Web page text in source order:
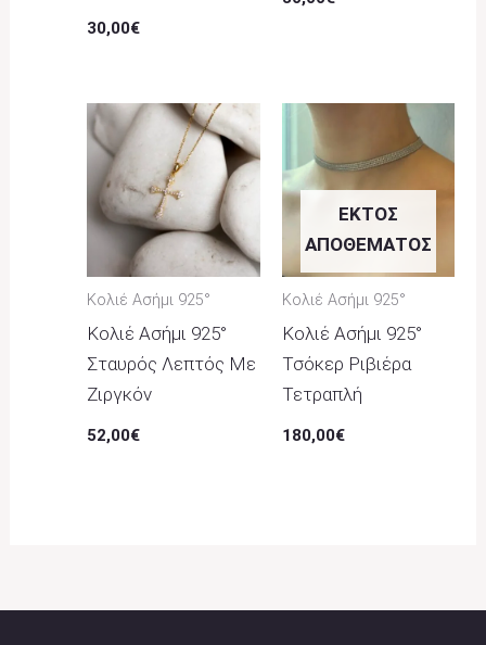
30,00€
Κολιέ Ασήμι 925°
Κολιέ Ασήμι 925°
Σταυρός Λεπτός Με
Ζιργκόν
52,00€
ΕΚΤΌΣ
ΑΠΟΘΈΜΑΤΟΣ
Κολιέ Ασήμι 925°
Κολιέ Ασήμι 925°
Τσόκερ Ριβιέρα
Τετραπλή
180,00€